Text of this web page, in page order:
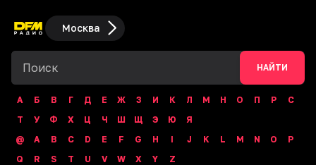
Москва
НАЙТИ
А Б В Г Д Е Ж З И К Л М Н О П Р
С
Т
У Ф Х Ц Ч Ш Щ Э Ю
Я
@
A B C D E F G H I J K L M N O
P
Q
R S T U V W X Y Z